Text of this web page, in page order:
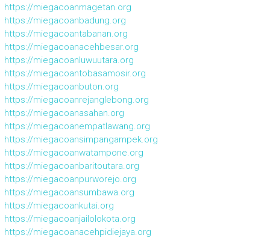
https://miegacoanmagetan.org
https://miegacoanbadung.org
https://miegacoantabanan.org
https://miegacoanacehbesar.org
https://miegacoanluwuutara.org
https://miegacoantobasamosir.org
https://miegacoanbuton.org
https://miegacoanrejanglebong.org
https://miegacoanasahan.org
https://miegacoanempatlawang.org
https://miegacoansimpangampek.org
https://miegacoanwatampone.org
https://miegacoanbaritoutara.org
https://miegacoanpurworejo.org
https://miegacoansumbawa.org
https://miegacoankutai.org
https://miegacoanjailolokota.org
https://miegacoanacehpidiejaya.org